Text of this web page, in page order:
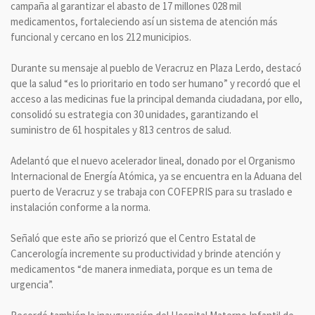
campaña al garantizar el abasto de 17 millones 028 mil
medicamentos, fortaleciendo así un sistema de atención más
funcional y cercano en los 212 municipios.
Durante su mensaje al pueblo de Veracruz en Plaza Lerdo, destacó
que la salud “es lo prioritario en todo ser humano” y recordó que el
acceso a las medicinas fue la principal demanda ciudadana, por ello,
consolidó su estrategia con 30 unidades, garantizando el
suministro de 61 hospitales y 813 centros de salud.
Adelantó que el nuevo acelerador lineal, donado por el Organismo
Internacional de Energía Atómica, ya se encuentra en la Aduana del
puerto de Veracruz y se trabaja con COFEPRIS para su traslado e
instalación conforme a la norma.
Señaló que este año se priorizó que el Centro Estatal de
Cancerología incremente su productividad y brinde atención y
medicamentos “de manera inmediata, porque es un tema de
urgencia”.